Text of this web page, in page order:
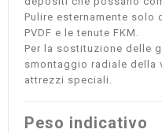
Pulire esternamente
PVDF e le tenute FKM.
Per la sostituzione delle
smontaggio radiale della
attrezzi speciali.
Peso indicativo